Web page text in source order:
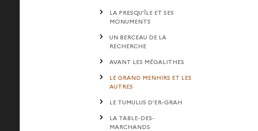
LA PRESQU’ÎLE ET SES
MONUMENTS
UN BERCEAU DE LA
RECHERCHE
AVANT LES MÉGALITHES
LE GRAND MENHIRS ET LES
AUTRES
LE TUMULUS D’ER-GRAH
LA TABLE-DES-
MARCHANDS